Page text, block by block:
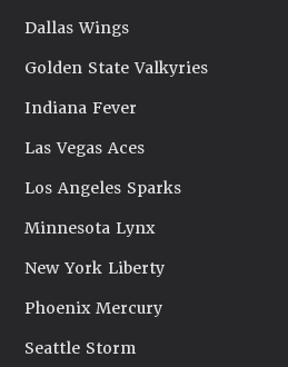
Dallas Wings
Golden State Valkyries
Indiana Fever
Las Vegas Aces
Los Angeles Sparks
Minnesota Lynx
New York Liberty
Phoenix Mercury
Seattle Storm